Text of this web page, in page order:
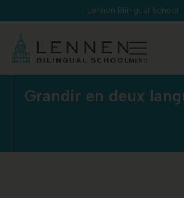
Panneau de gestion des cookiesLennen Bilingual School
Grandir en deux